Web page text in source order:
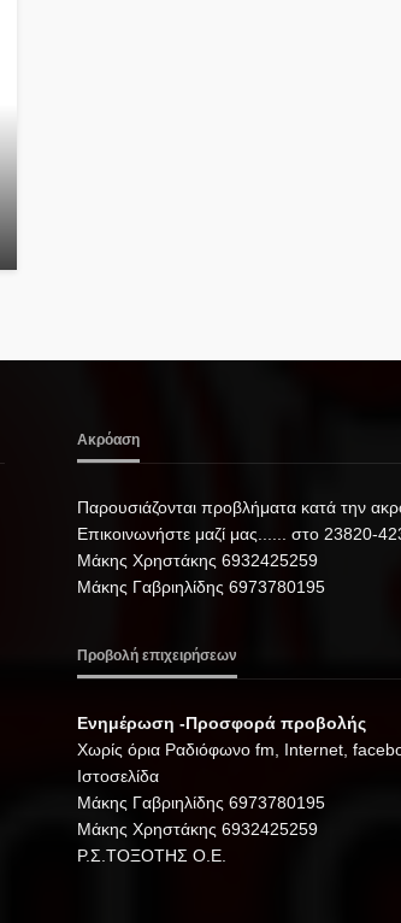
Ακρόαση
Παρουσιάζονται προβλήματα κατά την
Επικοινωνήστε μαζί μας...... στο 23820-
Μάκης Χρηστάκης 6932425259
Μάκης Γαβριηλίδης 6973780195
Προβολή επιχειρήσεων
Ενημέρωση -Προσφορά προβολής
Xωρίς όρια Ραδιόφωνο fm, Internet,
Ιστοσελίδα
Μάκης Γαβριηλίδης 6973780195
Μάκης Χρηστάκης 6932425259
Ρ.Σ.ΤΟΞΟΤΗΣ Ο.Ε.